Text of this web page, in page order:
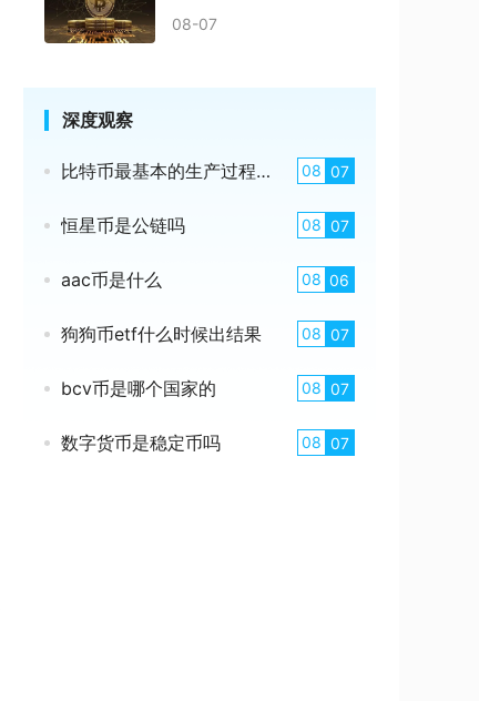
08-07
深度观察
比特币最基本的生产过程是什么 08 07
恒星币是公链吗 08 07
aac币是什么 08 06
狗狗币etf什么时候出结果 08 07
bcv币是哪个国家的 08 07
数字货币是稳定币吗 08 07